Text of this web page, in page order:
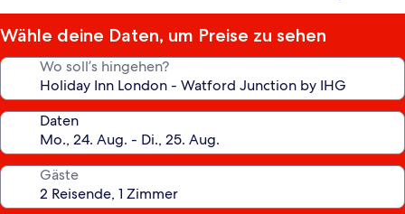
Wähle deine Daten, um Preise zu sehen
Wo soll’s hingehen?
Daten
Gäste